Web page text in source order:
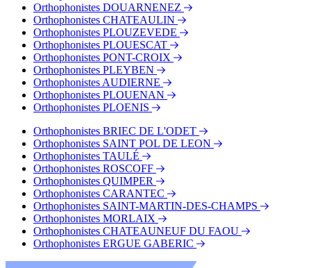
Orthophonistes DOUARNENEZ
Orthophonistes CHATEAULIN
Orthophonistes PLOUZEVEDE
Orthophonistes PLOUESCAT
Orthophonistes PONT-CROIX
Orthophonistes PLEYBEN
Orthophonistes AUDIERNE
Orthophonistes PLOUENAN
Orthophonistes PLOENIS
Orthophonistes BRIEC DE L'ODET
Orthophonistes SAINT POL DE LEON
Orthophonistes TAULÉ
Orthophonistes ROSCOFF
Orthophonistes QUIMPER
Orthophonistes CARANTEC
Orthophonistes SAINT-MARTIN-DES-CHAMPS
Orthophonistes MORLAIX
Orthophonistes CHATEAUNEUF DU FAOU
Orthophonistes ERGUE GABERIC